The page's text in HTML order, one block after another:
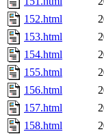
152.html
153.html
154.html
155.html
156.html
157.html
158.html